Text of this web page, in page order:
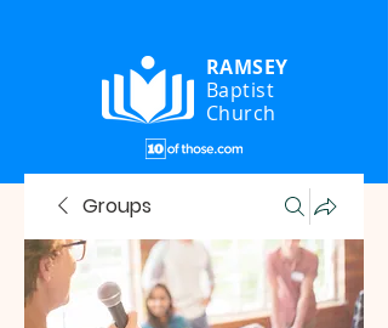
RAMSEY
Baptist
Church
Groups